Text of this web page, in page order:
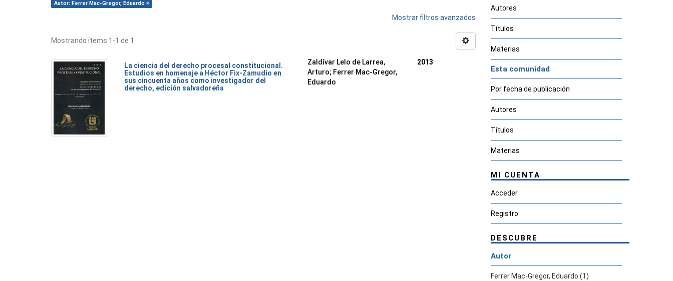
Autor: Ferrer Mac-Gregor, Eduardo ×
Mostrar filtros avanzados
Mostrando ítems 1-1 de 1
La ciencia del derecho procesal constitucional.
Estudios en homenaje a Héctor Fix-Zamudio en
sus cincuenta años como investigador del
derecho, edición salvadoreña
Zaldívar Lelo de Larrea,
Arturo; Ferrer Mac-Gregor,
Eduardo
2013
Autores
Títulos
Materias
Esta comunidad
Por fecha de publicación
Autores
Títulos
Materias
MI CUENTA
Acceder
Registro
DESCUBRE
Autor
Ferrer Mac-Gregor, Eduardo (1)